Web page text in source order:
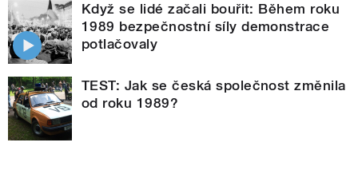
Když se lidé začali bouřit: Během roku
1989 bezpečnostní síly demonstrace
potlačovaly
TEST: Jak se česká společnost změnila
od roku 1989?